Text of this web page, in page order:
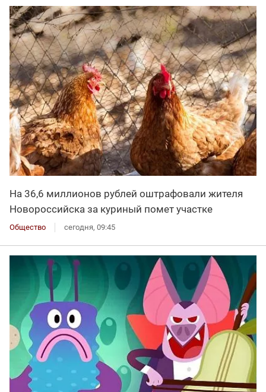
На 36,6 миллионов рублей оштрафовали жителя
Новороссийска за куриный помет участке
Общество сегодня, 09:45